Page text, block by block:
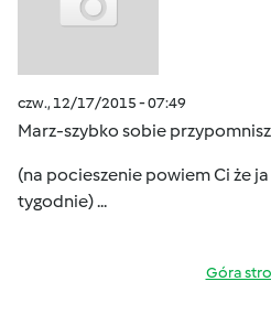
czw., 12/17/2015 - 07:49
Marz-szybko sobie przypomnisz
(na pocieszenie powiem Ci że
tygodnie) ...
Góra